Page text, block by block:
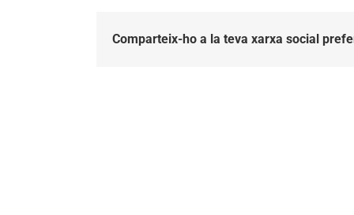
Comparteix-ho a la teva xarxa social